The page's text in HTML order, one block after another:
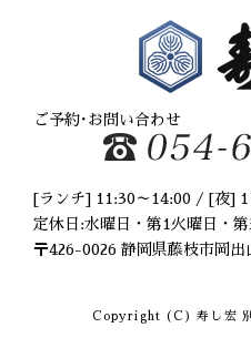
2019年
2019年
2019年
2019年
2019年
2019年
2018年
2018年
ご予約･お問い合わせ
[ランチ] 11:30～14:00 / [夜]
定休日:水曜日・第1火曜日・第
〒426-0026 静岡県藤枝市岡出
Copyright (C) 寿し宏